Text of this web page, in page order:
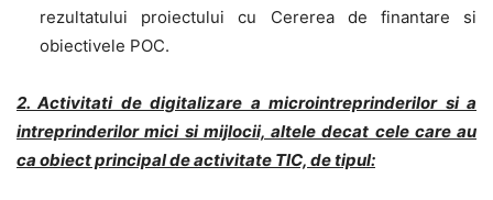
rezultatului proiectului cu Cererea de finantare si
obiectivele POC.
2. Activitati de digitalizare a microintreprinderilor si a
intreprinderilor mici si mijlocii, altele decat cele care au
ca obiect principal de activitate TIC, de tipul: